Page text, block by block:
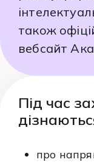
Під час
про
також
вебсайт